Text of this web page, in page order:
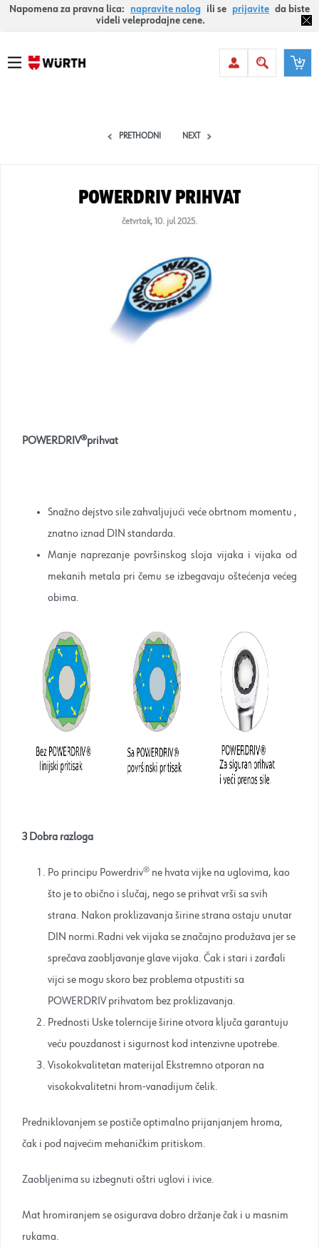
Napomena za pravna lica: napravite nalog ili se prijavite da biste
videli veleprodajne cene.
PRETHODNI NEXT
PowerDriv prihvat
četvrtak, 10. jul 2025.
POWERDRIV®prihvat
Snažno dejstvo sile zahvaljujući veće obrtnom momentu ,
znatno iznad DIN standarda.
Manje naprezanje površinskog sloja vijaka i vijaka od
mekanih metala pri čemu se izbegavaju oštećenja većeg
obima.
3 Dobra razloga
Po principu Powerdriv® ne hvata vijke na uglovima, kao
što je to obično i slučaj, nego se prihvat vrši sa svih
strana. Nakon proklizavanja širine strana ostaju unutar
DIN normi.Radni vek vijaka se značajno produžava jer se
sprečava zaobljavanje glave vijaka. Čak i stari i zarđali
vijci se mogu skoro bez problema otpustiti sa
POWERDRIV prihvatom bez proklizavanja.
Prednosti Uske tolerncije širine otvora ključa garantuju
veću pouzdanost i sigurnost kod intenzivne upotrebe.
Visokokvalitetan materijal Ekstremno otporan na
visokokvalitetni hrom-vanadijum čelik.
Predniklovanjem se postiče optimalno prijanjanjem hroma,
čak i pod najvećim mehaničkim pritiskom.
Zaobljenima su izbegnuti oštri uglovi i ivice.
Mat hromiranjem se osigurava dobro držanje čak i u masnim
rukama.